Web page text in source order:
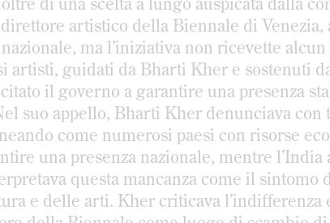
artistico della Biennale di Venezia,
ma l’iniziativa non ricevette
artisti, guidati da Bharti Kher e sostenuti
il governo a garantire una presenza
suo appello, Bharti Kher denunciava
come numerosi paesi con risorse
una presenza nazionale, mentre l’India
questa mancanza come il sintomo
e delle arti. Kher criticava l’indifferenza